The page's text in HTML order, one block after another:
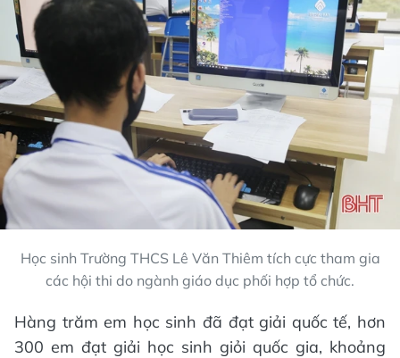
Học sinh Trường THCS Lê Văn Thiêm tích cực tham gia
các hội thi do ngành giáo dục phối hợp tổ chức.
Hàng trăm em học sinh đã đạt giải quốc tế, hơn
300 em đạt giải học sinh giỏi quốc gia, khoảng